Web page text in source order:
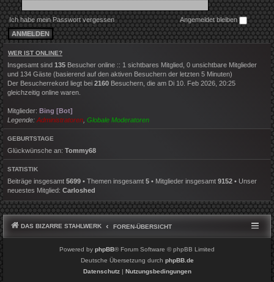
Ich habe mein Passwort vergessen Angemeldet bleiben
WER IST ONLINE?
Insgesamt sind 135 Besucher online :: 1 sichtbares Mitglied, 0 unsichtbare Mitglieder
und 134 Gäste (basierend auf den aktiven Besuchern der letzten 5 Minuten)
Der Besucherrekord liegt bei 2160 Besuchern, die am Di 10. Feb 2026, 20:25
gleichzeitig online waren.
Mitglieder: Bing [Bot]
Legende: Administratoren Globale Moderatoren
GEBURTSTAGE
Glückwünsche an: Tommy68
STATISTIK
Beiträge insgesamt 5699 • Themen insgesamt 5 • Mitglieder insgesamt 9152 • Unser
neuestes Mitglied: Carloshed
DAS BIZARRE STAHLWERK FOREN-ÜBERSICHT
Powered by phpBB® Forum Software © phpBB Limited
Deutsche Übersetzung durch phpBB.de
Datenschutz| Nutzungsbedingungen